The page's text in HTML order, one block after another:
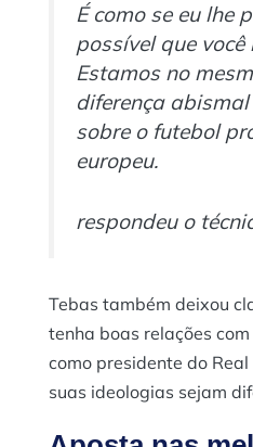
É como se eu lhe
possível que você
Estamos no
diferença
sobre o futebol
europeu.
respondeu o
Tebas também deixou
tenha boas relações
como presidente do
suas ideologias sejam